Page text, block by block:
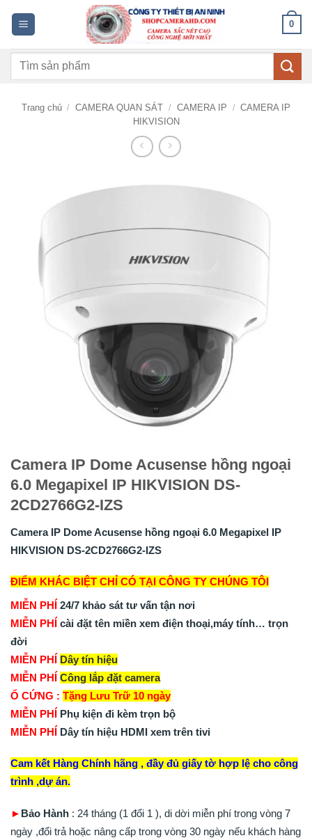
dung
0
Tìm
Trang chủ / CAMERA QUAN SÁT / CAMERA IP / CAMERA IP
HIKVISION
Camera IP Dome Acusense hồng ngoại
6.0 Megapixel IP HIKVISION DS-
2CD2766G2-IZS
Camera IP Dome Acusense hồng ngoại 6.0 Megapixel IP
HIKVISION DS-2CD2766G2-IZS
ĐIỂM KHÁC BIỆT CHỈ CÓ TẠI CÔNG TY CHÚNG TÔI
MIỄN PHÍ 24/7 khảo sát tư vấn tận nơi
MIỄN PHÍ cài đặt tên miền xem điện thoại,máy tính… trọn
đời
MIỄN PHÍ Dây tín hiệu
MIỄN PHÍ Công lắp đặt camera
Ổ CỨNG : Tặng Lưu Trữ 10 ngày
MIỄN PHÍ Phụ kiện đi kèm trọn bộ
MIỄN PHÍ Dây tín hiệu HDMI xem trên tivi
Cam kết Hàng Chính hãng , đầy đủ giấy tờ hợp lệ cho công
trình ,dự án.
► Bảo Hành : 24 tháng (1 đổi 1 ), di dời miễn phí trong vòng 7
ngày ,đổi trả hoặc nâng cấp trong vòng 30 ngày nếu khách hàng